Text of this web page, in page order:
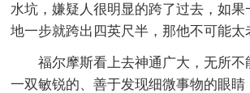
水坑，嫌疑人很明显的跨了过去，如果
地一步就跨出四英尺半，那他不可能太
福尔摩斯看上去神通广大，无所不
一双敏锐的、善于发现细微事物的眼睛